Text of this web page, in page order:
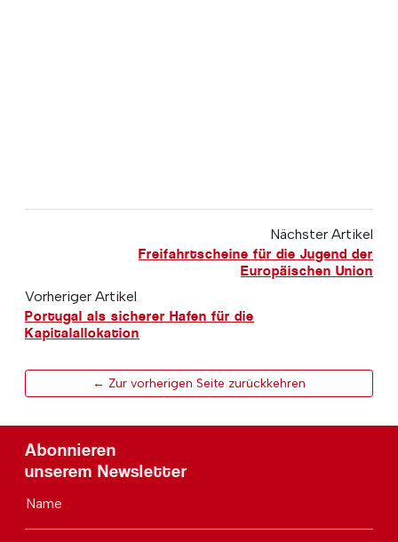
Nächster Artikel
Freifahrtscheine für die Jugend der
Europäischen Union
Vorheriger Artikel
Portugal als sicherer Hafen für die
Kapitalallokation
← Zur vorherigen Seite zurückkehren
Abonnieren
unserem Newsletter
Name